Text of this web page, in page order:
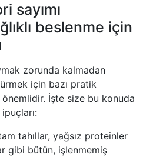
sayımı
beslenme için
zorunda kalmadan
için bazı pratik
önemlidir. İşte size bu konuda
tahıllar, yağsız proteinler
gibi bütün, işlenmemiş